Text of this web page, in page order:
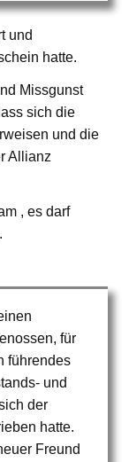
und
hatte.
Missgunst
sich die
und die
Allianz
, es darf
für
führendes
und
der
hatte.
Freund